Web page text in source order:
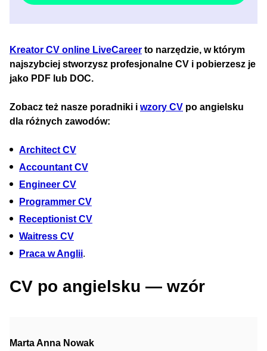
Kreator CV online LiveCareer to narzędzie, w którym
najszybciej stworzysz profesjonalne CV i pobierzesz je
jako PDF lub DOC.
Zobacz też nasze poradniki i wzory CV po angielsku
dla różnych zawodów:
Architect CV
Accountant CV
Engineer CV
Programmer CV
Receptionist CV
Waitress CV
Praca w Anglii.
CV po angielsku — wzór
Marta Anna Nowak